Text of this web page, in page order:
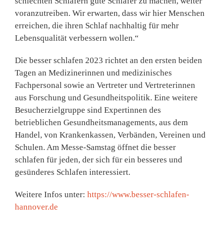
voranzutreiben. Wir erwarten, dass wir hier Menschen
erreichen, die ihren Schlaf nachhaltig für mehr
Lebensqualität verbessern wollen.“
Die besser schlafen 2023 richtet an den ersten beiden
Tagen an Medizinerinnen und medizinisches
Fachpersonal sowie an Vertreter und Vertreterinnen
aus Forschung und Gesundheitspolitik. Eine weitere
Besucherzielgruppe sind Expertinnen des
betrieblichen Gesundheitsmanagements, aus dem
Handel, von Krankenkassen, Verbänden, Vereinen und
Schulen. Am Messe-Samstag öffnet die besser
schlafen für jeden, der sich für ein besseres und
gesünderes Schlafen interessiert.
Weitere Infos unter: https://www.besser-schlafen-
hannover.de